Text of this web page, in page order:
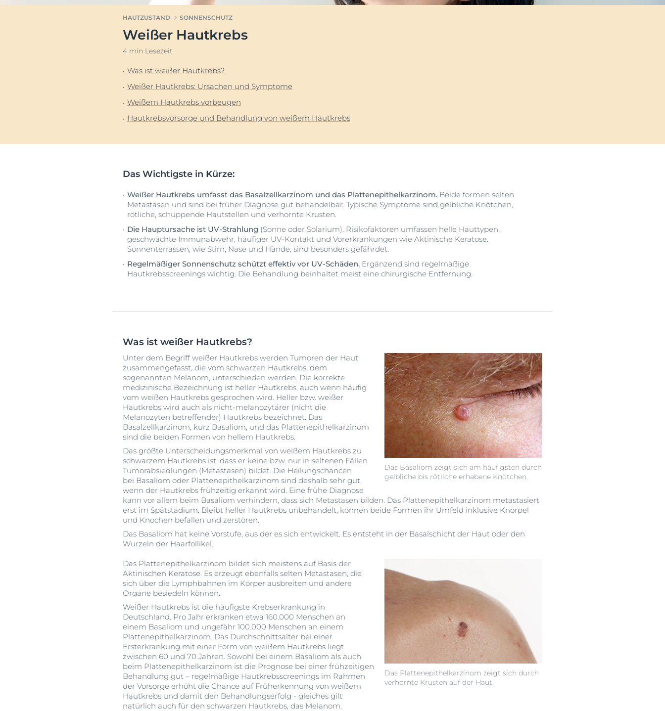
Hyperpigmentierung
Rötungen im Gesicht
Trockene Haut
Unreine Haut
Sonnenpflege
Hyperpigmentierung
Dein Go-To für #SkincareRealtalk!
HAUTZUSTAND SONNENSCHUTZ
Weißer Hautkrebs
4 min Lesezeit
Was ist weißer Hautkrebs?
Weißer Hautkrebs: Ursachen und Symptome
Weißem Hautkrebs vorbeugen
Hautkrebsvorsorge und Behandlung von weißem Hautkrebs
Das Wichtigste in Kürze:
Weißer Hautkrebs umfasst das Basalzellkarzinom und das Plattenepithelkarzinom. Beide formen selten
Metastasen und sind bei früher Diagnose gut behandelbar. Typische Symptome sind gelbliche Knötchen,
rötliche, schuppende Hautstellen und verhornte Krusten.
Die Hauptursache ist UV-Strahlung (Sonne oder Solarium). Risikofaktoren umfassen helle Hauttypen,
geschwächte Immunabwehr, häufiger UV-Kontakt und Vorerkrankungen wie Aktinische Keratose.
Sonnenterrassen, wie Stirn, Nase und Hände, sind besonders gefährdet.
Regelmäßiger Sonnenschutz schützt effektiv vor UV-Schäden. Ergänzend sind regelmäßige
Hautkrebsscreenings wichtig. Die Behandlung beinhaltet meist eine chirurgische Entfernung.
Was ist weißer Hautkrebs?
Das Basaliom zeigt sich am häufigsten durch
gelbliche bis rötliche erhabene Knötchen.
Unter dem Begriff weißer Hautkrebs werden Tumoren der Haut
zusammengefasst, die vom schwarzen Hautkrebs, dem
sogenannten Melanom, unterschieden werden. Die korrekte
medizinische Bezeichnung ist heller Hautkrebs, auch wenn häufig
vom weißen Hautkrebs gesprochen wird. Heller bzw. weißer
Hautkrebs wird auch als nicht-melanozytärer (nicht die
Melanozyten betreffender) Hautkrebs bezeichnet. Das
Basalzellkarzinom, kurz Basaliom, und das Plattenepithelkarzinom
sind die beiden Formen von hellem Hautkrebs.
Das größte Unterscheidungsmerkmal von weißem Hautkrebs zu
schwarzem Hautkrebs ist, dass er keine bzw. nur in seltenen Fällen
Tumorabsiedlungen (Metastasen) bildet. Die Heilungschancen
bei Basaliom oder Plattenepithelkarzinom sind deshalb sehr gut,
wenn der Hautkrebs frühzeitig erkannt wird. Eine frühe Diagnose
kann vor allem beim Basaliom verhindern, dass sich Metastasen bilden. Das Plattenepithelkarzinom metastasiert
erst im Spätstadium. Bleibt heller Hautkrebs unbehandelt, können beide Formen ihr Umfeld inklusive Knorpel
und Knochen befallen und zerstören.
Das Basaliom hat keine Vorstufe, aus der es sich entwickelt. Es entsteht in der Basalschicht der Haut oder den
Wurzeln der Haarfollikel.
Das Plattenepithelkarzinom zeigt sich durch
verhornte Krusten auf der Haut.
Das Plattenepithelkarzinom bildet sich meistens auf Basis der
Aktinischen Keratose. Es erzeugt ebenfalls selten Metastasen, die
sich über die Lymphbahnen im Körper ausbreiten und andere
Organe besiedeln können.
Weißer Hautkrebs ist die häufigste Krebserkrankung in
Deutschland. Pro Jahr erkranken etwa 160.000 Menschen an
einem Basaliom und ungefähr 100.000 Menschen an einem
Plattenepithelkarzinom. Das Durchschnittsalter bei einer
Ersterkrankung mit einer Form von weißem Hautkrebs liegt
zwischen 60 und 70 Jahren. Sowohl bei einem Basaliom als auch
beim Plattenepithelkarzinom ist die Prognose bei einer frühzeitigen
Behandlung gut – regelmäßige Hautkrebsscreenings im Rahmen
der Vorsorge erhöht die Chance auf Früherkennung von weißem
Hautkrebs und damit den Behandlungserfolg - gleiches gilt
natürlich auch für den schwarzen Hautkrebs, das Melanom.